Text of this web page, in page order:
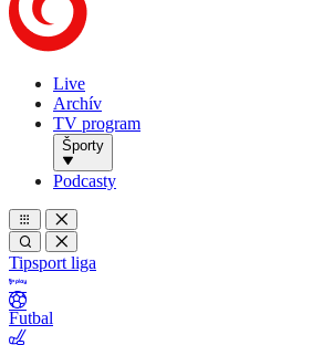
Live
Archív
TV program
Športy
Podcasty
Tipsport liga
Futbal